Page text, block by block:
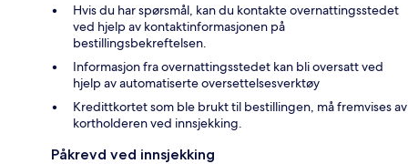
Hvis du har spørsmål, kan du kontakte overnattingsstedet
ved hjelp av kontaktinformasjonen på
bestillingsbekreftelsen.
Informasjon fra overnattingsstedet kan bli oversatt ved
hjelp av automatiserte oversettelsesverktøy
Kredittkortet som ble brukt til bestillingen, må fremvises av
kortholderen ved innsjekking.
Påkrevd ved innsjekking